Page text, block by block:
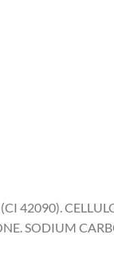
42090).
SODIUM